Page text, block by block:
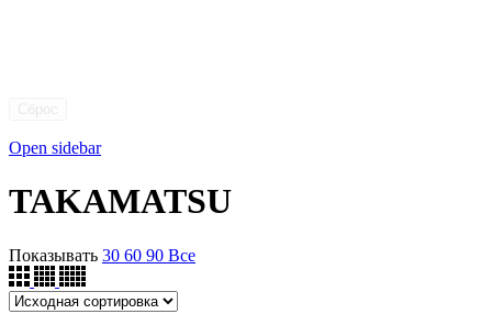
Open sidebar
TAKAMATSU
Показывать 30 60 90 Все